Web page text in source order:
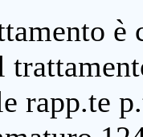
è
rapp.te